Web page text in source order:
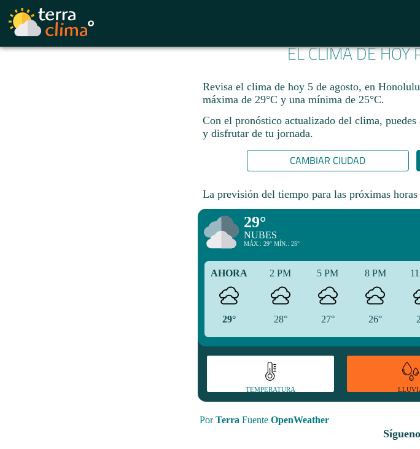
EL CLIMA DE HOY
Revisa el clima de hoy 5 de agosto, en
máxima de 29°C y una mínima de 25°C.​
Con el pronóstico actualizado del clima,
y disfrutar de tu jornada.​
CAMBIAR CIUDAD
La previsión del tiempo para las próximas horas
29°
NUBES
MÁX.: 29° MÍN.: 25°
AHORA
29°
2 PM
28°
5 PM
27°
8 PM
26°
TEMPERATURA
PorTerra Fuente OpenWeather